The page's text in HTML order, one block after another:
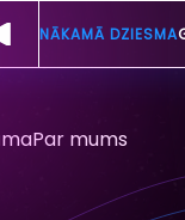
NĀKAMĀ DZIESMA
Par mums